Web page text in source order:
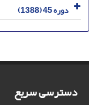
دوره 45 (1388)
دسترسی سریع